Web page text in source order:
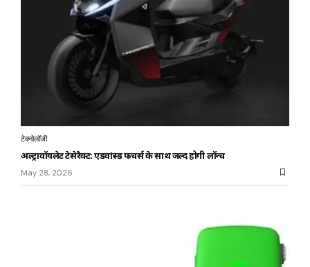
टेक्नोलॉजी
अल्ट्रावॉयलेट टेसेरैक्ट: एडवांस्ड फीचर्स के साथ जल्द होगी लॉन्च
May 28, 2026